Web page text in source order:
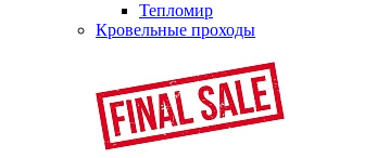
Тепломир
Кровельные проходы